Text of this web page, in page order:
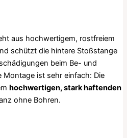
aus hochwertigem, rostfreiem
schützt die hintere Stoßstange
beim Be- und
Montage ist sehr einfach: Die
hochwertigen, stark haftenden
ohne Bohren.